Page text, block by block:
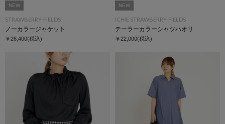
NEW
STRAWBERRY-FIELDS
ノーカラージャケット
￥26,400(税込)
NEW
ICHIE STRAWBERRY-FIELDS
テーラーカラーシャツハオリ
￥22,000(税込)